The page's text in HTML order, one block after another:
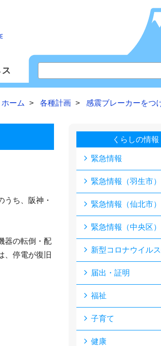
ホーム 各種計画 感震ブレーカーをつ
ち、阪神・
器の転倒・配
、停電が復旧
くらしの情報
緊急情報
緊急情報（羽生市）
緊急情報（仙北市）
緊急情報（中央区）
新型コロナウイル
届出・証明
福祉
子育て
健康